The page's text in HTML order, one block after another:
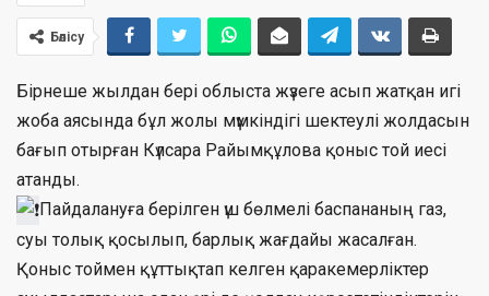
Бөлісу
Бірнеше жылдан бері облыста жүзеге асып жатқан игі
жоба аясында бұл жолы мүмкіндігі шектеулі жолдасын
бағып отырған Күлсара Райымқұлова қоныс той иесі
атанды.
Пайдалануға берілген үш бөлмелі баспананың газ,
суы толық қосылып, барлық жағдайы жасалған.
Қоныс тоймен құттықтап келген қаракемерліктер